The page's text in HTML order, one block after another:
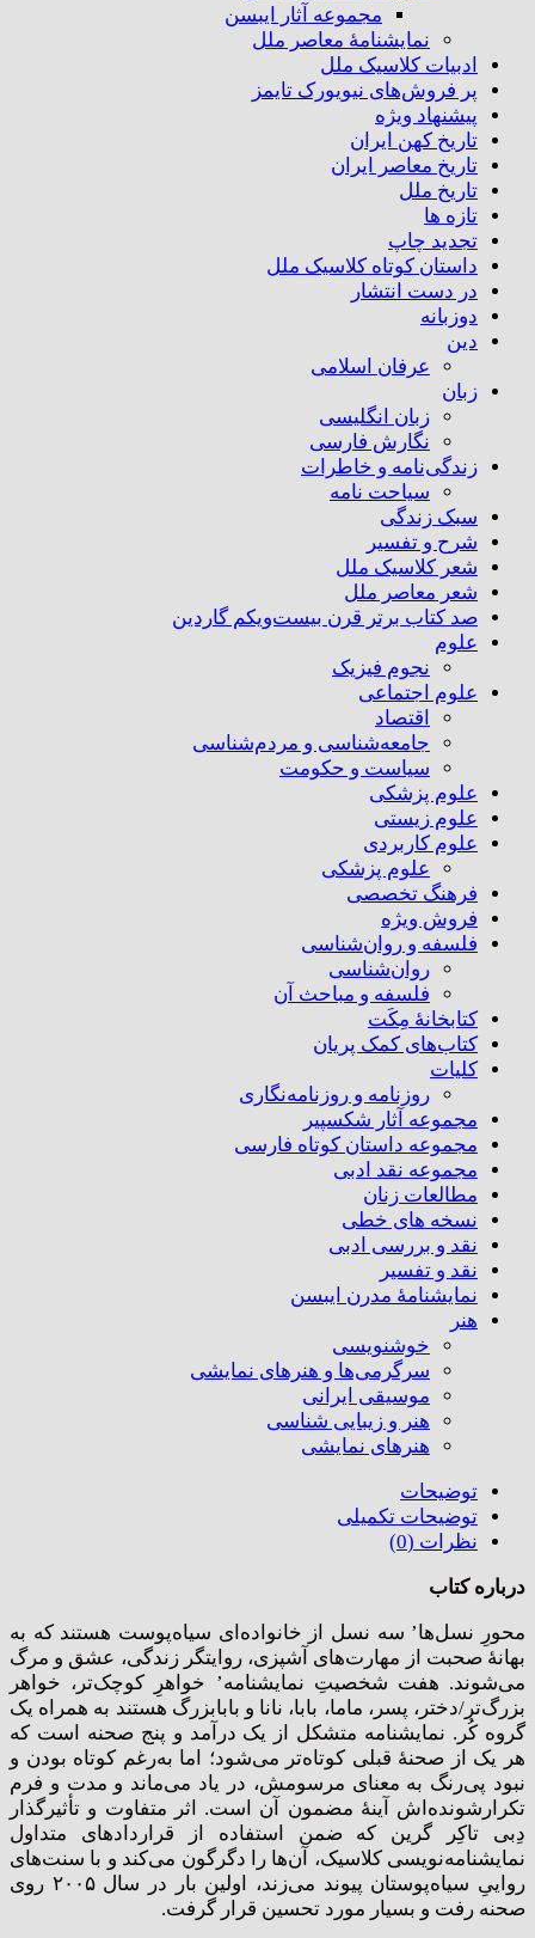
مجموعه آثار ایبسن
نمایشنامهٔ معاصر ملل
ادبیات کلاسیک ملل
پر فروش‌های نیویورک تایمز
پیشنهاد ویژه
تاریخ کهن ایران
تاریخ معاصر ایران
تاریخ ملل
تازه ها
تجدید چاپ
داستان کوتاه کلاسیک ملل
در دست انتشار
دوزبانه
دین
عرفان اسلامی
زبان
زبان انگلیسی
نگارش فارسی
زندگی‌نامه و خاطرات
سیاحت نامه
سبک زندگی
شرح و تفسیر
شعر کلاسیک ملل
شعر معاصر ملل
صد کتاب برتر قرن بیست‌و‌یکم گاردین
علوم
نجوم فیزیک
علوم اجتماعی
اقتصاد
جامعه‌شناسی و مردم‌شناسی
سیاست و حکومت
علوم پزشکی
علوم زیستی
علوم کاربردی
علوم پزشکی
فرهنگ تخصصی
فروش ویژه
فلسفه و روان‌شناسی
روان‌شناسی
فلسفه و مباحث آن
کتابخانۀ مِکَت
کتاب‌های کمک پریان
کلیات
روزنامه و روزنامه‌نگاری
مجموعه آثار شکسپیر
مجموعه داستان کوتاه فارسی
مجموعه نقد ادبی
مطالعات زنان
نسخه های خطی
نقد و بررسی ادبی
نقد و تفسیر
نمایشنامۀ مدرن ایبسن
هنر
خوشنویسی
سرگرمی‌ها و هنرهای نمایشی
موسیقی ایرانی
هنر و زیبایی شناسی
هنر‌های نمایشی
توضیحات
توضیحات تکمیلی
نظرات (0)
درباره کتاب
محورِ نسل‌ها’ سه نسل از خانواده‌ای سیاه‌پوست هستند که به
بهانۀ صحبت از مهارت‌های آشپزی، روایتگر زندگی، عشق و مرگ
می‌شوند. هفت شخصیتِ نمایشنامه’ خواهرِ کوچک‌تر، خواهر
بزرگ‌تر/دختر، پسر، ماما، بابا، نانا و بابابزرگ هستند به همراه یک
گروه کُر. نمایشنامه متشکل از یک درآمد و پنج صحنه است که
هر یک از صحنۀ قبلی کوتاه‌تر می‌شود؛ اما به‌‌رغم کوتاه بودن و
نبود پی‌رنگ به معنای مرسومش، در یاد می‌ماند و مدت و فرم
تکرارشونده‌اش آینۀ مضمون آن است. اثر متفاوت و تأثیرگذار
دِبی تاکِر گرین که ضمن استفاده از قراردادهای متداول
نمایشنامه‌نویسی کلاسیک، آن‌ها را دگرگون می‌کند و با سنت‌های
رواییِ سیاه‌پوستان پیوند می‌زند، اولین بار در سال ۲۰۰۵ روی
صحنه رفت و بسیار مورد تحسین قرار گرفت.